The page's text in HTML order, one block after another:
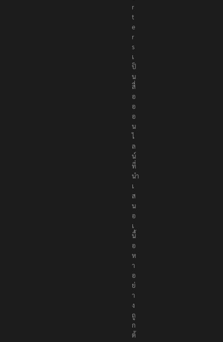
r
t
e
r
s
เ
ป็
น
สื่
อ
อ
อ
น
ไ
ล
น์
ที่
นำ
เ
ส
น
อ
เ
นื้
อ
ห
า
อ
ย่
า
ง
ถู
ก
ต้